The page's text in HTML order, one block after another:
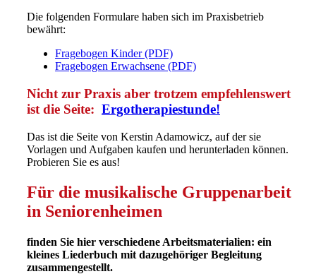
Die folgenden Formulare haben sich im Praxisbetrieb
bewährt:
Fragebogen Kinder (PDF)
Fragebogen Erwachsene (PDF)
Nicht zur Praxis aber trotzem empfehlenswert
ist die Seite: Ergotherapiestunde!
Das ist die Seite von Kerstin Adamowicz, auf der sie
Vorlagen und Aufgaben kaufen und herunterladen können.
Probieren Sie es aus!
Für die musikalische Gruppenarbeit
in Seniorenheimen
finden Sie hier verschiedene Arbeitsmaterialien: ein
kleines Liederbuch mit dazugehöriger Begleitung
zusammengestellt.